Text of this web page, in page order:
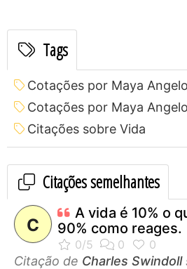
Tags
Cotações por Maya
Cotações por Maya
Citações sobre Vida
Citações semelhantes
C
A vida é 10% o
90% como reages.
Citação de Charles Swindoll